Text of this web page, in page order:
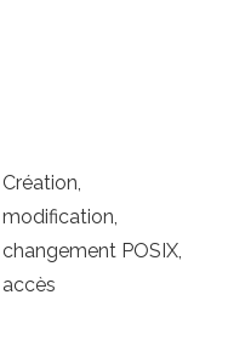
Création,
modification,
changement POSIX,
accès